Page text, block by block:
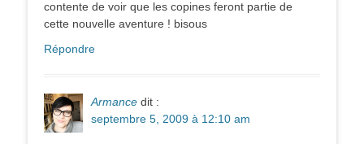
contente de voir que les copines feront partie de
cette nouvelle aventure ! bisous
Répondre
Armance dit :
septembre 5, 2009 à 12:10 am